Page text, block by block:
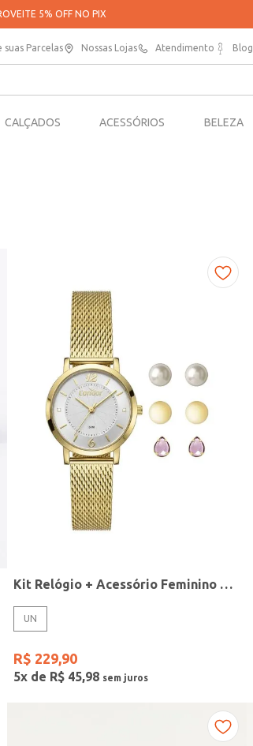
COMPRAS EM ATÉ 5X SEM JUROS*
suas Parcelas Nossas Lojas Atendimento Blog
CALÇADOS ACESSÓRIOS BELEZA
Kit Relógio + Acessório Feminino DOURADO
UN
R$ 229,90
5x de R$ 45,98